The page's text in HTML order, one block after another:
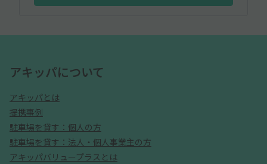
アキッパについて
アキッパとは
提携事例
駐車場を貸す：個人の方
駐車場を貸す：法人・個人事業主の方
アキッパバリュープラスとは